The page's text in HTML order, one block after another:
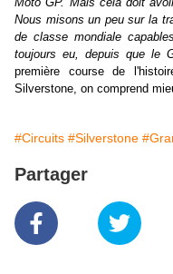
Nous misons un peu sur la
de classe mondiale
toujours eu, depuis que le
première course de
Silverstone, on comprend
#Circuits #Silverstone
Partager